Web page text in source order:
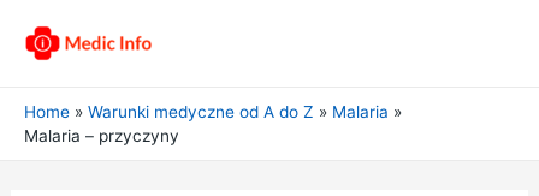
Home Warunki medyczne od A do Z
Malaria
Malaria – przyczyny